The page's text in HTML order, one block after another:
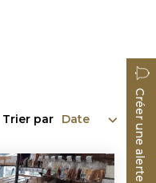
Créer une alerte
Trier par